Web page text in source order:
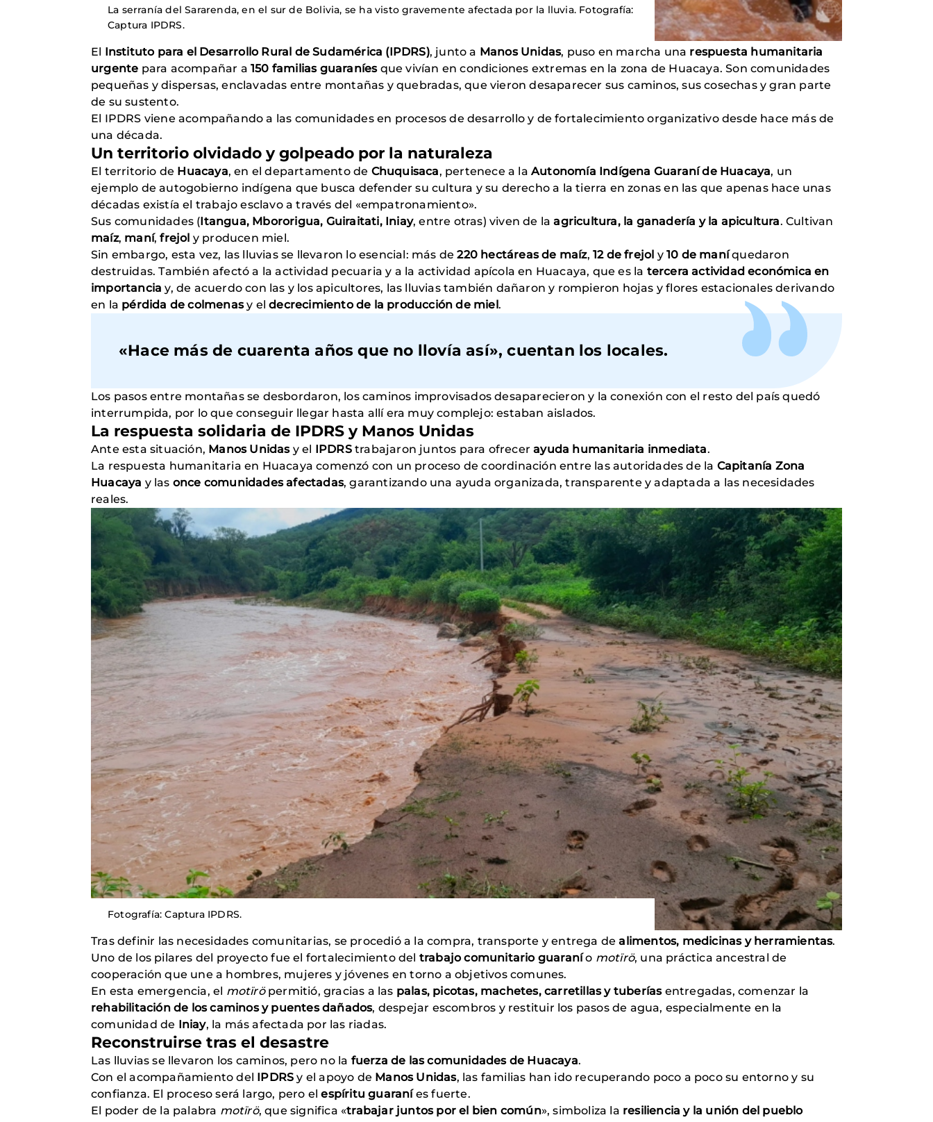
La serranía del Sararenda, en el sur de Bolivia, se ha visto gravemente afectada por la lluvia. Fotografía:
Captura IPDRS.
El Instituto para el Desarrollo Rural de Sudamérica (IPDRS), junto a Manos Unidas, puso en marcha una respuesta humanitaria
urgente para acompañar a150 familias guaraníesque vivían en condiciones extremas en la zona de Huacaya. Son comunidades
pequeñas y dispersas, enclavadas entre montañas y quebradas, que vieron desaparecer sus caminos, sus cosechas y gran parte
de su sustento.
El IPDRS viene acompañando a las comunidades en procesos de desarrollo y de fortalecimiento organizativo desde hace más de
una década.
Un territorio olvidado y golpeado por la naturaleza
El territorio de Huacaya, en el departamento de Chuquisaca, pertenece a laAutonomía Indígena Guaraní de Huacaya, un
ejemplo de autogobierno indígena que busca defender su cultura y su derecho a la tierra en zonas en las que apenas hace unas
décadas existía el trabajo esclavo a través del «empatronamiento».
Sus comunidades (Itangua, Mbororigua, Guiraitati, Iniay, entre otras) viven de laagricultura, la ganadería y la apicultura. Cultivan
maíz, maní,frejol y producen miel.
Sin embargo, esta vez, las lluvias se llevaron lo esencial: más de220 hectáreas de maíz,12 de frejol y10 de maníquedaron
destruidas. También afectó a la actividad pecuaria y a la actividad apícola en Huacaya, que es la tercera actividad económica en
importancia y, de acuerdo con las y los apicultores, las lluvias también dañaron y rompieron hojas y flores estacionales derivando
en la pérdida de colmenasy eldecrecimiento de la producción de miel.
«Hace más de cuarenta años que no llovía así», cuentan los locales.
Los pasos entre montañas se desbordaron, los caminos improvisados desaparecieron y la conexión con el resto del país quedó
interrumpida, por lo que conseguir llegar hasta allí era muy complejo: estaban aislados.
La respuesta solidaria de IPDRS y Manos Unidas
Ante esta situación, Manos Unidasy el IPDRStrabajaron juntos para ofrecerayuda humanitaria inmediata.
La respuesta humanitaria en Huacaya comenzó con un proceso de coordinación entre las autoridades de la Capitanía Zona
Huacaya y las once comunidades afectadas, garantizando una ayuda organizada, transparente y adaptada a las necesidades
reales.
Fotografía: Captura IPDRS.
Tras definir las necesidades comunitarias, se procedió a la compra, transporte y entrega dealimentos, medicinas y herramientas.
Uno de los pilares del proyecto fue el fortalecimiento del trabajo comunitario guaranío motïrö, una práctica ancestral de
cooperación que une a hombres, mujeres y jóvenes en torno a objetivos comunes.
En esta emergencia, el motïröpermitió, gracias a las palas, picotas, machetes, carretillas y tuberíasentregadas, comenzar la
rehabilitación de los caminos y puentes dañados, despejar escombros y restituir los pasos de agua, especialmente en la
comunidad de Iniay, la más afectada por las riadas.
Reconstruirse tras el desastre
Las lluvias se llevaron los caminos, pero no la fuerza de las comunidades de Huacaya.
Con el acompañamiento del IPDRS y el apoyo de Manos Unidas, las familias han ido recuperando poco a poco su entorno y su
confianza. El proceso será largo, pero elespíritu guaraníes fuerte.
El poder de la palabra motïrö, que significa «trabajar juntos por el bien común», simboliza la resiliencia y la unión del pueblo